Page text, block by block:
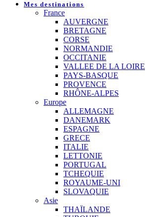
Mes destinations
France
AUVERGNE
BRETAGNE
CORSE
NORMANDIE
OCCITANIE
VALLEE DE LA LOIRE
PAYS-BASQUE
PROVENCE
RHÔNE-ALPES
Europe
ALLEMAGNE
DANEMARK
ESPAGNE
GRECE
ITALIE
LETTONIE
PORTUGAL
TCHEQUIE
ROYAUME-UNI
SLOVAQUIE
Asie
THAÏLANDE